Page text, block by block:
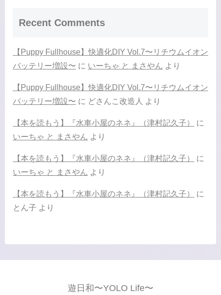
Recent Comments
【Puppy Fullhouse】快適化DIY Vol.7〜リチウムイオン
バッテリー増設〜 に いーちゃ と まさやん より
【Puppy Fullhouse】快適化DIY Vol.7〜リチウムイオン
バッテリー増設〜 に どさんこ改造人 より
【本を読もう】『水車小屋のネネ』（津村記久子）
に
いーちゃ と まさやん より
【本を読もう】『水車小屋のネネ』（津村記久子）
に
いーちゃ と まさやん より
【本を読もう】『水車小屋のネネ』（津村記久子）
に
とん子 より
遊日和〜YOLO Life〜